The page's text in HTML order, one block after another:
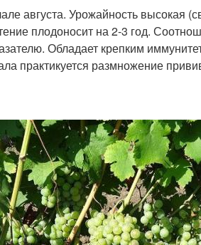
августа. Урожайность высокая
плодоносит на 2-3 год.
Обладает крепким
практикуется размножение